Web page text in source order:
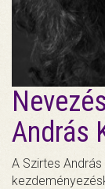
András
A Szirtes